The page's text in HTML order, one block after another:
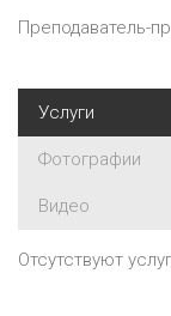
Преподаватель-
Услуги
Фотографии
Видео
Отсутствуют